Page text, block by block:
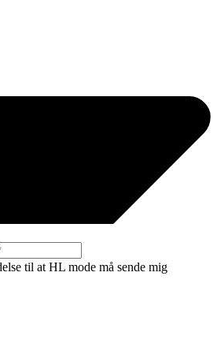
til at HL mode må sende mig